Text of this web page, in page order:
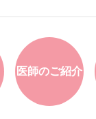
医師のご紹介